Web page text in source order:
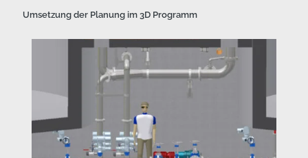
Umsetzung der Planung im 3D Programm